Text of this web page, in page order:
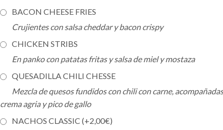
BACON CHEESE FRIES
Crujientes con salsa cheddar y bacon crispy
CHICKEN STRIBS
En panko con patatas fritas y salsa de miel y mostaza
QUESADILLA CHILI CHESSE
Mezcla de quesos fundidos con chili con carne,
crema agria y pico de gallo
NACHOS CLASSIC (+2,00€)